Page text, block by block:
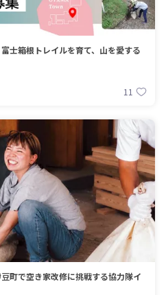
士箱根トレイルを育て、山を愛する
11
町で空き家改修に挑戦する協力隊イ